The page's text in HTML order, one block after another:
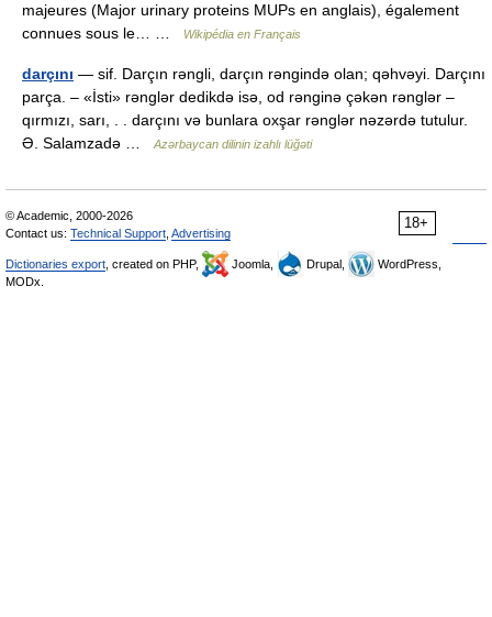
majeures (Major urinary proteins MUPs en anglais), également
connues sous le… …
Wikipédia en Français
darçını — sif. Darçın rəngli, darçın rəngində olan; qəhvəyi. Darçını
parça. – «İsti» rənglər dedikdə isə, od rənginə çəkən rənglər –
qırmızı, sarı, . . darçını və bunlara oxşar rənglər nəzərdə tutulur.
Ə. Salamzadə …
Azərbaycan dilinin izahlı lüğəti
18+
© Academic, 2000-2026
Contact us: Technical Support Advertising
Dictionaries export , created on PHP, Joomla, Drupal,
WordPress,
MODx.